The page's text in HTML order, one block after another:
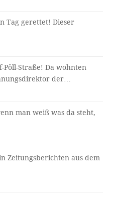
Tag gerettet! Dieser
Pöll-Straße! Da wohnten
der…
man weiß was da steht,
Zeitungsberichten aus dem